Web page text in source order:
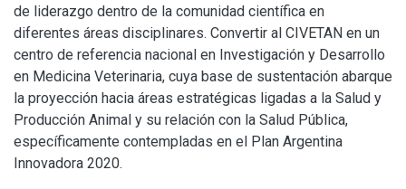
de liderazgo dentro de la comunidad científica en
diferentes áreas disciplinares. Convertir al CIVETAN en un
centro de referencia nacional en Investigación y Desarrollo
en Medicina Veterinaria, cuya base de sustentación abarque
la proyección hacia áreas estratégicas ligadas a la Salud y
Producción Animal y su relación con la Salud Pública,
específicamente contempladas en el Plan Argentina
Innovadora 2020.